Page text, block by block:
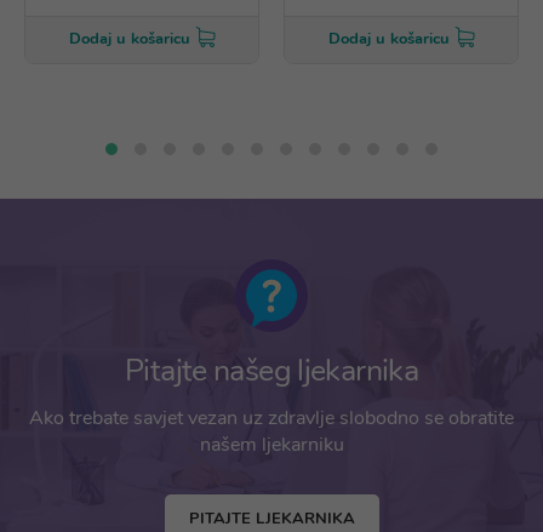
Dodaj u košaricu Dodaj u košaricu
Pitajte našeg ljekarnika
Ako trebate savjet vezan uz zdravlje slobodno se obratite
našem ljekarniku
PITAJTE LJEKARNIKA